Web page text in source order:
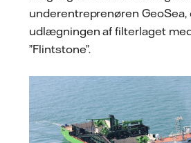
underentreprenøren GeoSea,
udlægningen af filterlaget
”Flintstone”.